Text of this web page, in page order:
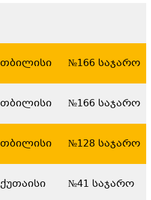
თბილისი №166 საჯარო
თბილისი №166 საჯარო
თბილისი №128 საჯარო
ქუთაისი №41 საჯარო